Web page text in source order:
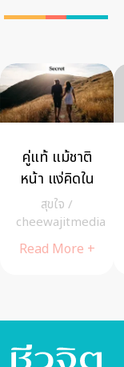
คู่แท้ แม้ชาติ
หน้า แง่คิดใน
การครองคู่
โดย ท่าน
ว.วชิรเมธี
สุขใจ /
cheewajitmedia
Read More +